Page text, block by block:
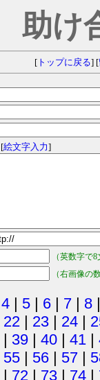
助け
[トップに戻る] [
[絵文字入力]
（英数字で
（右画像の
4 | 5 | 6 | 7 | 8
22 | 23 | 24 |
| 39 | 40 | 41 |
55 | 56 | 57 |
| 72 | 73 | 74 |